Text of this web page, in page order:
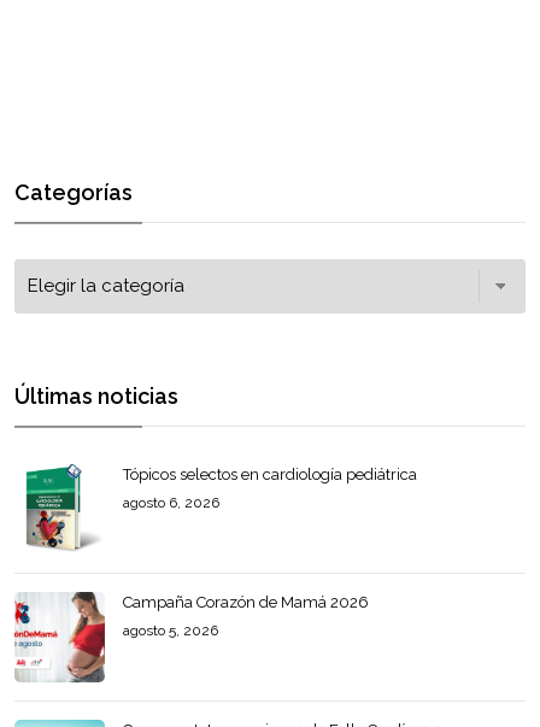
Categorías
Últimas noticias
Tópicos selectos en cardiología pediátrica
agosto 6, 2026
Campaña Corazón de Mamá 2026
agosto 5, 2026